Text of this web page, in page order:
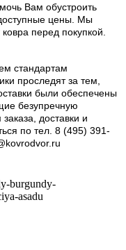
Вам обустроить
цены. Мы
перед покупкой.
стандартам
проследят за тем,
были обеспечены
безупречную
доставки и
по тел. 8 (495) 391-
burgundy-
asadu